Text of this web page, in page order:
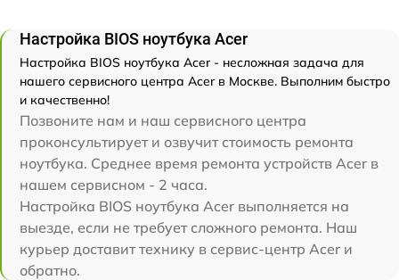
Настройка BIOS ноутбука Acer
Настройка BIOS ноутбука Acer - несложная задача для
нашего сервисного центра Acer в Москве. Выполним быстро
и качественно!
Позвоните нам и наш сервисного центра
проконсультирует и озвучит стоимость ремонта
ноутбука. Среднее время ремонта устройств Acer в
нашем сервисном - 2 часа.
Настройка BIOS ноутбука Acer выполняется на
выезде, если не требует сложного ремонта. Наш
курьер доставит технику в сервис-центр Acer и
обратно.